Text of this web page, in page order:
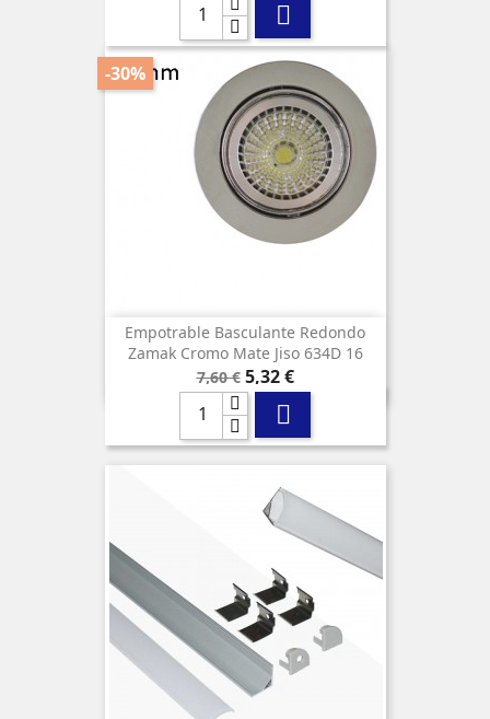

Empotrable Basculante Redondo
Zamak Cromo Mate Jiso 634D 16
Precio
base
7,60 €
-30%
Precio
5,32 €
